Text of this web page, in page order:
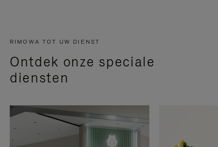
RIMOWA TOT UW DIENST
Ontdek onze speciale
diensten